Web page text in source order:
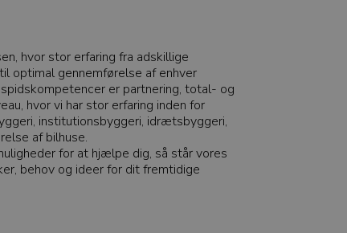
hvor stor erfaring fra adskillige
optimal gennemførelse af enhver
er partnering, total- og
hvor vi har stor erfaring inden for
institutionsbyggeri, idrætsbyggeri,
af bilhuse.
for at hjælpe dig, så står vores
behov og ideer for dit fremtidige